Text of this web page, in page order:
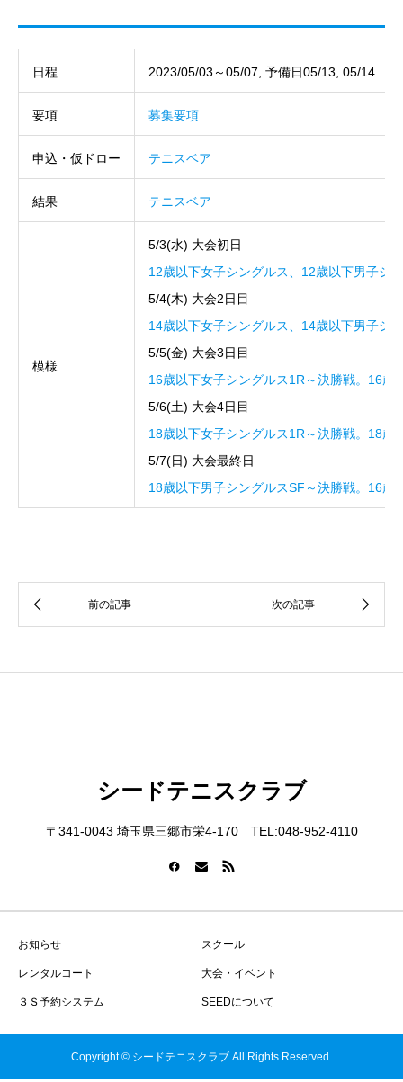
日程 2023/05/03～05/07, 予備日05/13, 05/14
要項 募集要項
申込・仮ドロー テニスベア
結果 テニスベア
模様
5/3(水) 大会初日
12歳以下女子シングルス、12歳以下男子シ
5/4(木) 大会2日目
14歳以下女子シングルス、14歳以下男子シ
5/5(金) 大会3日目
16歳以下女子シングルス1R～決勝戦。16歳
5/6(土) 大会4日目
18歳以下女子シングルス1R～決勝戦。18歳
5/7(日) 大会最終日
18歳以下男子シングルスSF～決勝戦。16歳
シードテニスクラブ
〒341-0043 埼玉県三郷市栄4-170 TEL:048-952-4110
お知らせ スクール
レンタルコート 大会・イベント
３Ｓ予約システム SEEDについて
Copyright © シードテニスクラブ All Rights Reserved.